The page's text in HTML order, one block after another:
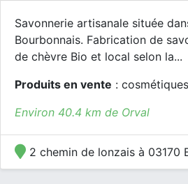
Savonnerie artisanale située
Bourbonnais. Fabrication de
de chèvre Bio et local selon la...
Produits en vente : cosmétiques
Environ 40.4 km de Orval
2 chemin de lonzais à 03170